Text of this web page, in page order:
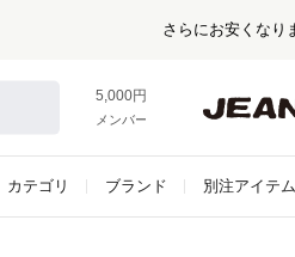
さらにお安くなり
5,000円以上お買い上げで送料
メンバー登録でお得な情報をゲ
カテゴリ ブランド 別注アイテム